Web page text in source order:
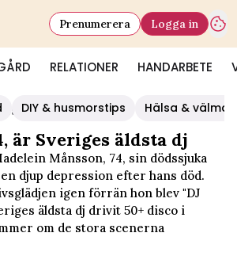
RELATIONER HANDARBETE
Prenumerera Logga in
DIY & husmorstips Hälsa &
diy
är Sveriges äldsta dj
Månsson, 74, sin dödssjuka
djup depression efter hans död.
igen förrän hon blev "DJ
äldsta dj drivit 50+ disco i
om de stora scenerna